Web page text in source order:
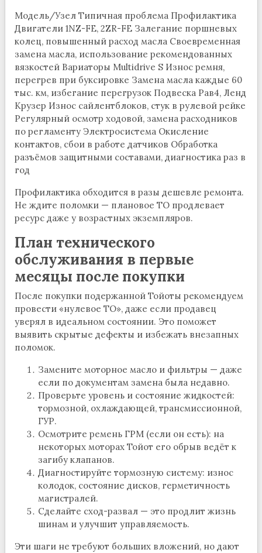
Модель/Узел Типичная проблема Профилактика
Двигатели 1NZ-FE, 2ZR-FE Залегание поршневых
колец, повышенный расход масла Своевременная
замена масла, использование рекомендованных
вязкостей Вариаторы Multidrive S Износ ремня,
перегрев при буксировке Замена масла каждые 60
тыс. км, избегание перегрузок Подвеска Рав4, Ленд
Крузер Износ сайлентблоков, стук в рулевой рейке
Регулярный осмотр ходовой, замена расходников
по регламенту Электросистема Окисление
контактов, сбои в работе датчиков Обработка
разъёмов защитными составами, диагностика раз в
год
Профилактика обходится в разы дешевле ремонта.
Не ждите поломки — плановое ТО продлевает
ресурс даже у возрастных экземпляров.
План технического
обслуживания в первые
месяцы после покупки
После покупки подержанной Тойоты рекомендуем
провести «нулевое ТО», даже если продавец
уверял в идеальном состоянии. Это поможет
выявить скрытые дефекты и избежать внезапных
поломок.
Замените моторное масло и фильтры — даже
если по документам замена была недавно.
Проверьте уровень и состояние жидкостей:
тормозной, охлаждающей, трансмиссионной,
ГУР.
Осмотрите ремень ГРМ (если он есть): на
некоторых моторах Тойот его обрыв ведёт к
загибу клапанов.
Диагностируйте тормозную систему: износ
колодок, состояние дисков, герметичность
магистралей.
Сделайте сход-развал — это продлит жизнь
шинам и улучшит управляемость.
Эти шаги не требуют больших вложений, но дают